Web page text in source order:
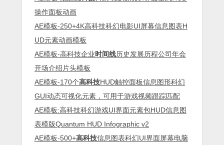
操作面板动画
AE模板-250+4K高科技科幻电影UI屏幕信息图表H
UD元素动画模板
AE模板-高科技企业时间线历史发展历程公司年会
开场介绍片头模板
AE模板-170个高科技HUD触控面板信息图形科幻
GUI动态可视化元素，可用于游戏视频跟踪匹配
AE模板:高科技科幻游戏UI界面元素包HUD信息图
表模版Quantum HUD Infographic v2
AE模板-500+高科技信息图表科幻UI界面屏幕电脑